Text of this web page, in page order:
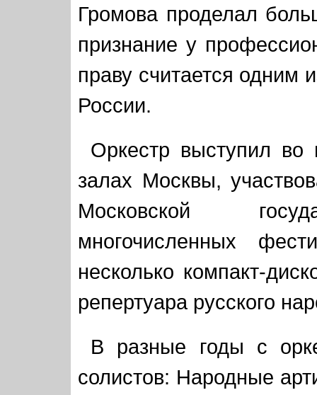
Громова проделал
признание у
праву считается одним
России.
Оркестр выступил во
залах Москвы,
Московской
многочисленных
несколько компакт-
репертуара русского
В разные годы с
солистов: Народные